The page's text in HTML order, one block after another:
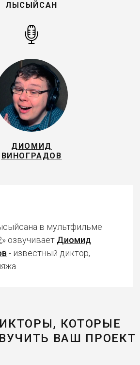
ЛЫСЫЙСАН
ДИОМИД
ВИНОГРАДОВ
в мультфильме
» озвучивает Диомид
- известный диктор,
КОТОРЫЕ
ВАШ ПРОЕКТ